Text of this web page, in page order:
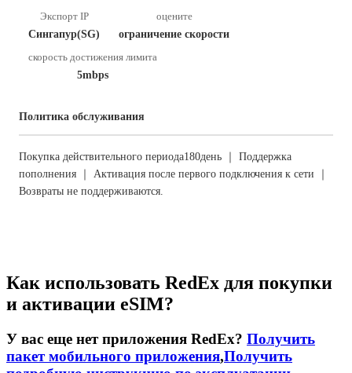
Экспорт IP
Сингапур(SG)
оцените
ограничение скорости
скорость достижения лимита
5mbps
Политика обслуживания
Покупка действительного периода180день ｜ Поддержка
пополнения ｜ Активация после первого подключения к сети ｜
Возвраты не поддерживаются.
Как использовать RedEx для покупки
и активации eSIM?
У вас еще нет приложения RedEx? Получить
пакет мобильного приложения,Получить